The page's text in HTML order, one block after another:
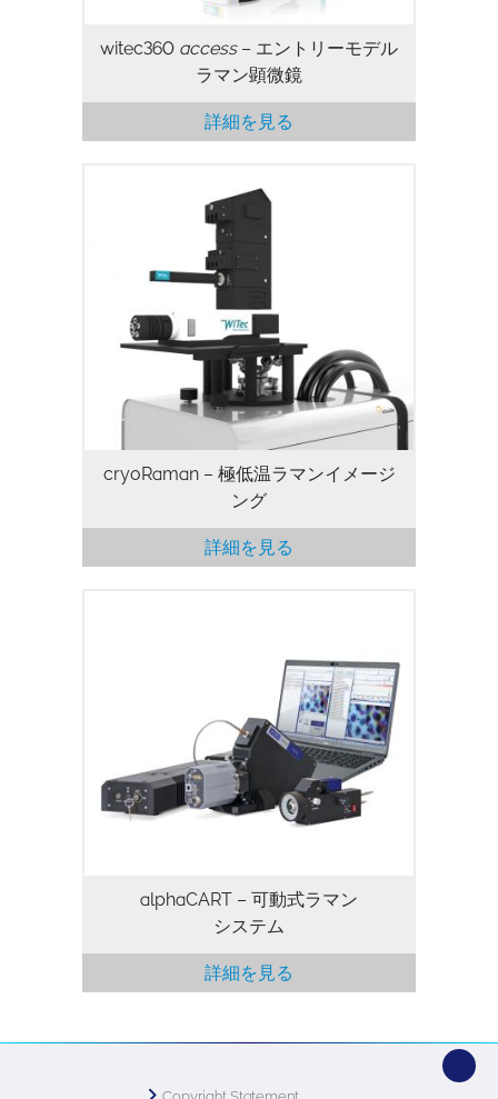
witec360 access– エントリーモデル
ラマン顕微鏡
詳細を見る
cryoRaman – 極低温ラマンイメージ
ング
詳細を見る
alphaCART – 可動式ラマン
システム
詳細を見る